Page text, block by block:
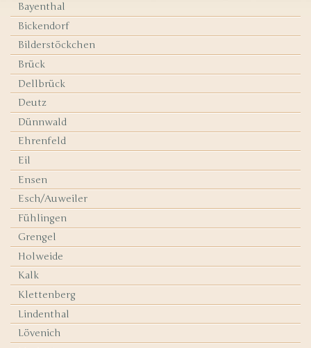
Bayenthal
Bickendorf
Bilderstöckchen
Brück
Dellbrück
Deutz
Dünnwald
Ehrenfeld
Eil
Ensen
Esch/Auweiler
Fühlingen
Grengel
Holweide
Kalk
Klettenberg
Lindenthal
Lövenich